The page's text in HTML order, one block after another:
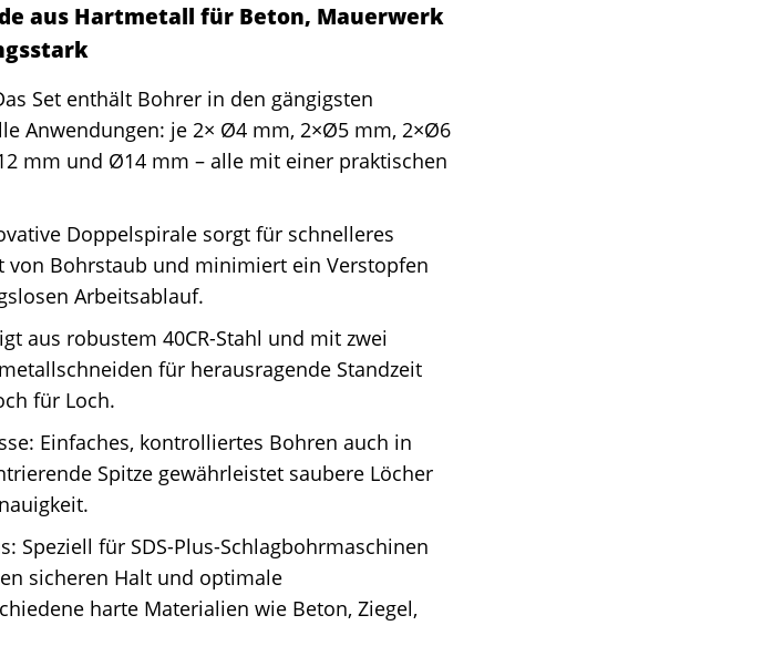
aus Hartmetall für Beton, Mauerwerk
Set enthält Bohrer in den gängigsten
Anwendungen: je 2× Ø4 mm, 2×Ø5 mm, 2×Ø6
mm und Ø14 mm – alle mit einer praktischen
Doppelspirale sorgt für schnelleres
von Bohrstaub und minimiert ein Verstopfen
Arbeitsablauf.
aus robustem 40CR-Stahl und mit zwei
für herausragende Standzeit
für Loch.
Einfaches, kontrolliertes Bohren auch in
Spitze gewährleistet saubere Löcher
Speziell für SDS-Plus-Schlagbohrmaschinen
sicheren Halt und optimale
harte Materialien wie Beton, Ziegel,